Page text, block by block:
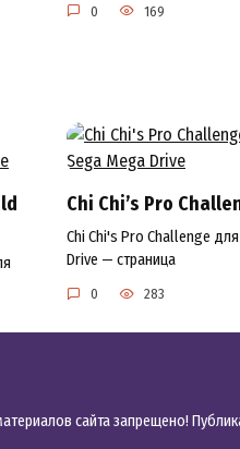
0 169
Chi Chi’s Pro
Chi Chi's Pro Challenge
Drive — страница
0 283
сайта запрещено!